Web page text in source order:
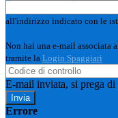
all'indirizzo indicato con le
Non hai una e-mail associata
tramite la Login Spaggiari
E-mail inviata, si prega di
Errore